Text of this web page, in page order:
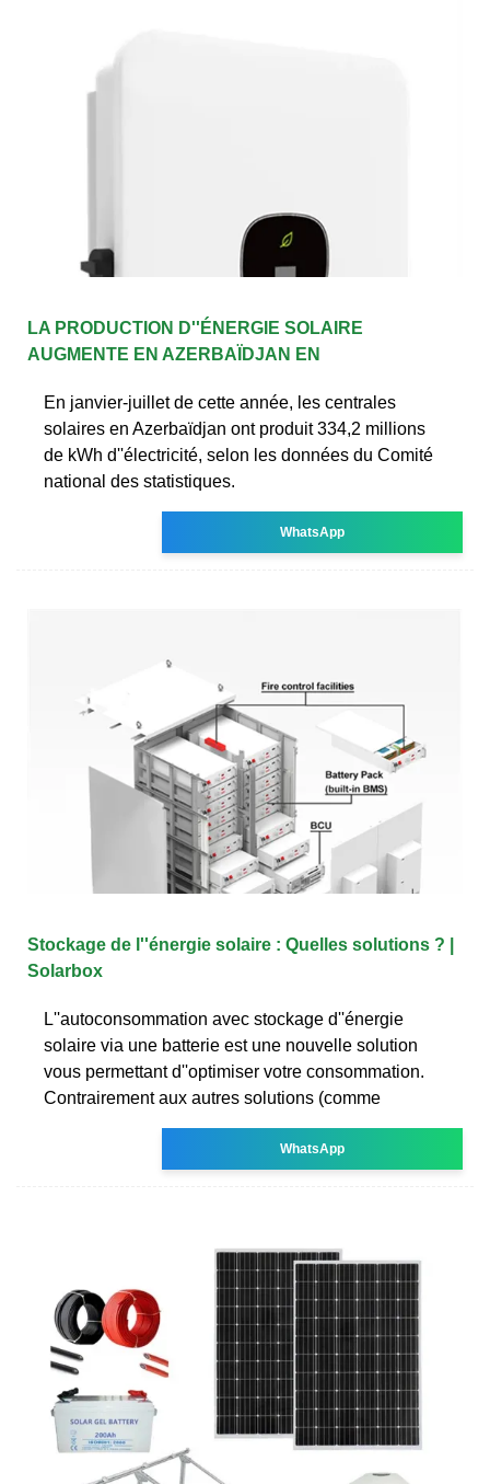
LA PRODUCTION D''ÉNERGIE SOLAIRE
AUGMENTE EN AZERBAÏDJAN EN
En janvier-juillet de cette année, les centrales
solaires en Azerbaïdjan ont produit 334,2 millions
de kWh d''électricité, selon les données du Comité
national des statistiques.
WhatsApp
Stockage de l''énergie solaire : Quelles solutions ? |
Solarbox
L''autoconsommation avec stockage d''énergie
solaire via une batterie est une nouvelle solution
vous permettant d''optimiser votre consommation.
Contrairement aux autres solutions (comme
WhatsApp